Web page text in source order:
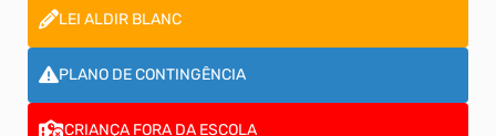
LEI ALDIR BLANC
PLANO DE CONTINGÊNCIA
CRIANÇA FORA DA ESCOLA